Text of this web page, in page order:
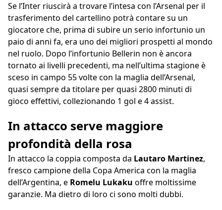
Se l’Inter riuscirà a trovare l’intesa con l’Arsenal per il
trasferimento del cartellino potrà contare su un
giocatore che, prima di subire un serio infortunio un
paio di anni fa, era uno dei migliori prospetti al mondo
nel ruolo. Dopo l’infortunio Bellerin non è ancora
tornato ai livelli precedenti, ma nell’ultima stagione è
sceso in campo 55 volte con la maglia dell’Arsenal,
quasi sempre da titolare per quasi 2800 minuti di
gioco effettivi, collezionando 1 gol e 4 assist.
In attacco serve maggiore
profondità della rosa
In attacco la coppia composta da Lautaro Martinez,
fresco campione della Copa America con la maglia
dell’Argentina, e Romelu Lukaku offre moltissime
garanzie. Ma dietro di loro ci sono molti dubbi.